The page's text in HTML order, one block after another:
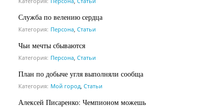
Служба по велению сердца
Категория: Персона Статьи
Чьи мечты сбываются
Категория: Персона Статьи
План по добыче угля выполняли сообща
Категория: Мой город Статьи
Алексей Писаренко: Чемпионом можешь